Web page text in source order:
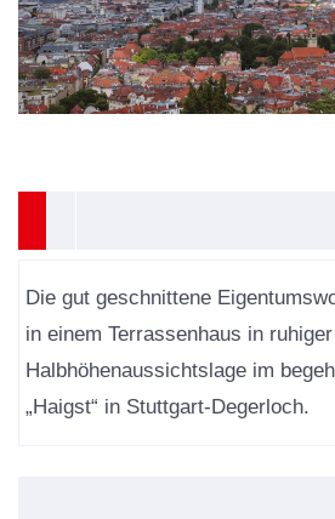
Die gut geschnittene
in einem Terrassenhaus in ruhiger
Halbhöhenaussichtslage im
„Haigst“ in Stuttgart-Degerloch.